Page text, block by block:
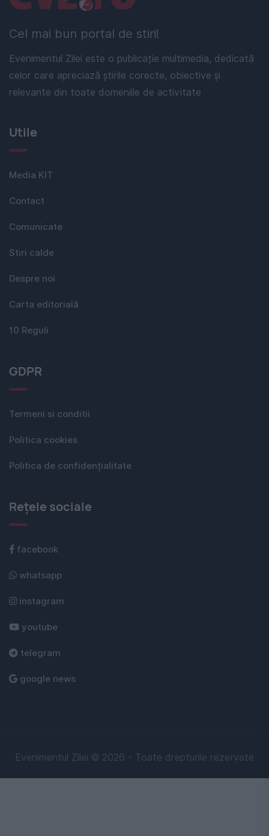
Cel mai bun portal de stiri!
Evenimentul Zilei este o publicație multimedia, dedicată
celor care apreciază știrile corecte, obiective și
relevante din toate domeniile de activitate
Utile
Media KIT
Contact
Comunicate
Stiri calde
Despre noi
Carta editorială
10 Reguli
GDPR
Termeni si conditii
Politica cookies
Politica de confidențialitate
Rețele sociale
facebook
whatsapp
instagram
youtube
telegram
google news
Evenimentul Zilei © 2026 - Toate drepturile rezervate